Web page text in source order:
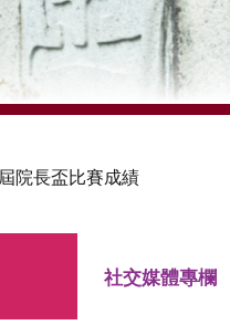
院長盃比賽成績
社交媒體專欄